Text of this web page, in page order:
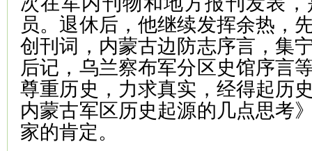
员。退休后，他继续发挥余热，
创刊词，内蒙古边防志序言，集
后记，乌兰察布军分区史馆序言
尊重历史，力求真实，经得起历
内蒙古军区历史起源的几点思考
家的肯定。